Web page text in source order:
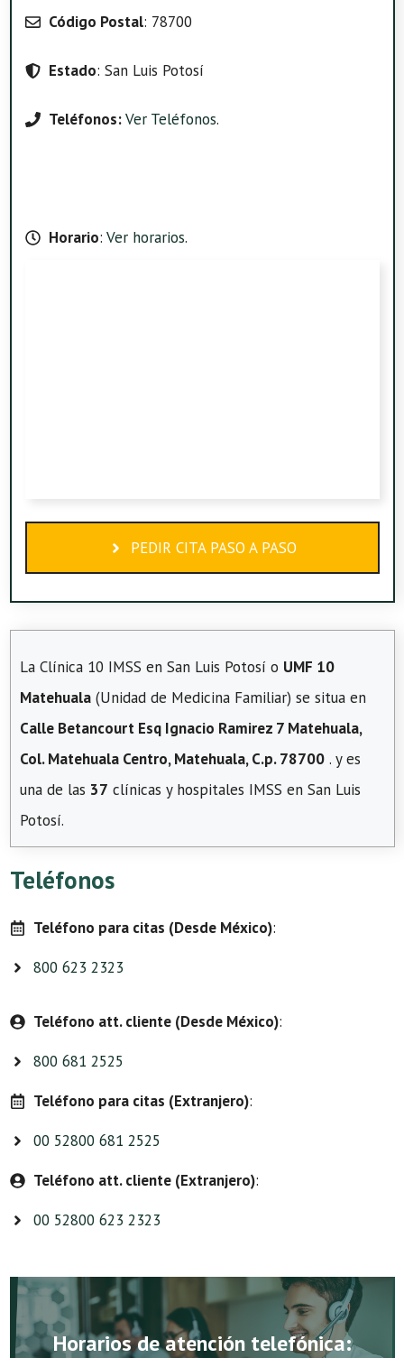
Código Postal: 78700
Estado: San Luis Potosí
Teléfonos:Ver Teléfonos.
Horario: Ver horarios.
PEDIR CITA PASO A PASO
La Clínica 10 IMSS en San Luis Potosí o UMF 10
Matehuala (Unidad de Medicina Familiar) se situa en
Calle Betancourt Esq Ignacio Ramirez 7 Matehuala,
Col. Matehuala Centro, Matehuala, C.p. 78700 . y es
una de las 37 clínicas y hospitales IMSS en San Luis
Potosí.
Teléfonos
Teléfono para citas (Desde México):
800 623 2323
Teléfono att. cliente (Desde México):
800 681 2525
Teléfono para citas (Extranjero):
00 52800 681 2525
Teléfono att. cliente (Extranjero):
00 52800 623 2323
Horarios de atención telefónica: